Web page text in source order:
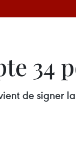
34
de